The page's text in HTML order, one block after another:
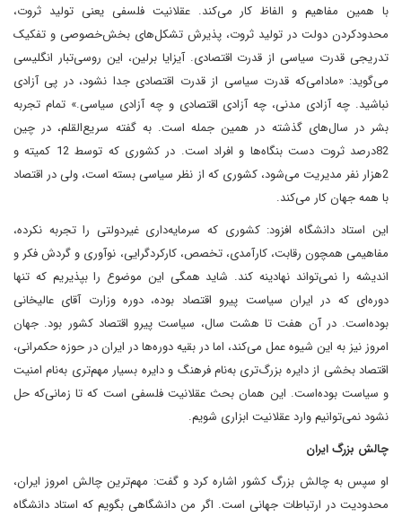
با همین مفاهیم و الفاظ کار می‌کند. عقلانیت فلسفی یعنی تولید ثروت،
محدود‌کردن دولت در تولید ثروت، پذیرش تشکل‌های بخش‌خصوصی و تفکیک
تدریجی قدرت سیاسی از قدرت اقتصادی. آیزایا برلین، این روسی‌تبار انگلیسی
می‌گوید: «مادامی‌که قدرت سیاسی از قدرت اقتصادی جدا نشود، در پی آزادی
نباشید. چه آزادی مدنی، چه آزادی اقتصادی و چه آزادی سیاسی.» تمام تجربه
بشر در سال‌های گذشته در همین جمله است. به گفته سریع‌القلم، در چین
82‌درصد ثروت دست بنگاه‌ها و افراد است. در کشوری که توسط 12 کمیته و
2‌هزار نفر مدیریت می‌شود، کشوری که از نظر سیاسی بسته است، ولی در اقتصاد
با همه جهان کار می‌کند.
این استاد دانشگاه افزود: کشوری که سرمایه‌داری غیر‌دولتی را تجربه نکرده،
مفاهیمی همچون رقابت، کارآمدی، تخصص، کارکردگرایی، نوآوری و گردش فکر و
اندیشه را نمی‌تواند نهادینه کند. شاید همگی این موضوع را بپذیریم که تنها
دوره‌ای که در ایران سیاست پیرو اقتصاد بوده، دوره وزارت آقای عالیخانی
بوده‌است. در آن هفت تا هشت سال، سیاست پیرو اقتصاد کشور بود. جهان
امروز نیز به این شیوه عمل می‌کند، اما در بقیه دوره‌ها در ایران در حوزه حکمرانی،
اقتصاد بخشی از دایره بزرگ‌تری به‌نام فرهنگ و دایره بسیار مهم‌تری به‌نام امنیت
و سیاست بوده‌است. این همان بحث عقلانیت فلسفی است که تا زمانی‌که حل
نشود نمی‌توانیم وارد عقلانیت ابزاری شویم.
چالش بزرگ ایران
او سپس به چالش بزرگ کشور اشاره کرد و گفت: مهم‌ترین چالش امروز ایران،
محدودیت در ارتباطات جهانی است. اگر من دانشگاهی بگویم که استاد دانشگاه